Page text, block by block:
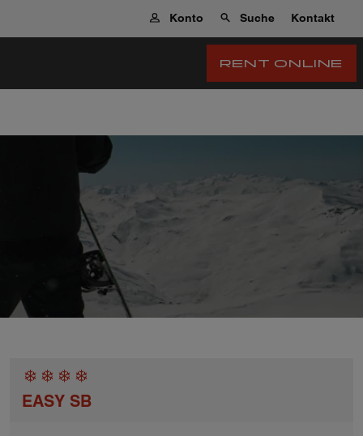
Konto Suche Kontakt
RENT ONLINE
EASY SB